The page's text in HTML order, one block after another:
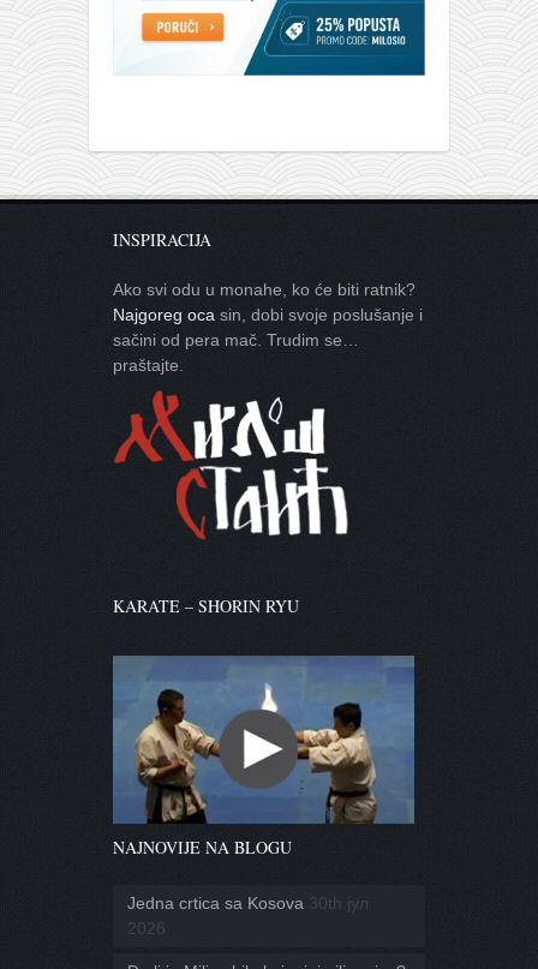
INSPIRACIJA
Ako svi odu u monahe, ko će biti ratnik?
Najgoreg oca sin, dobi svoje poslušanje i
sačini od pera mač. Trudim se…
praštajte.
KARATE – SHORIN RYU
NAJNOVIJE NA BLOGU
Jedna crtica sa Kosova 30th јул
2026